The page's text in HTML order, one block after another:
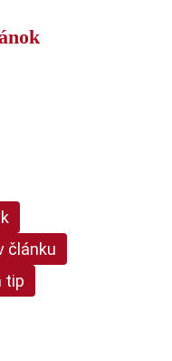
článku
tip